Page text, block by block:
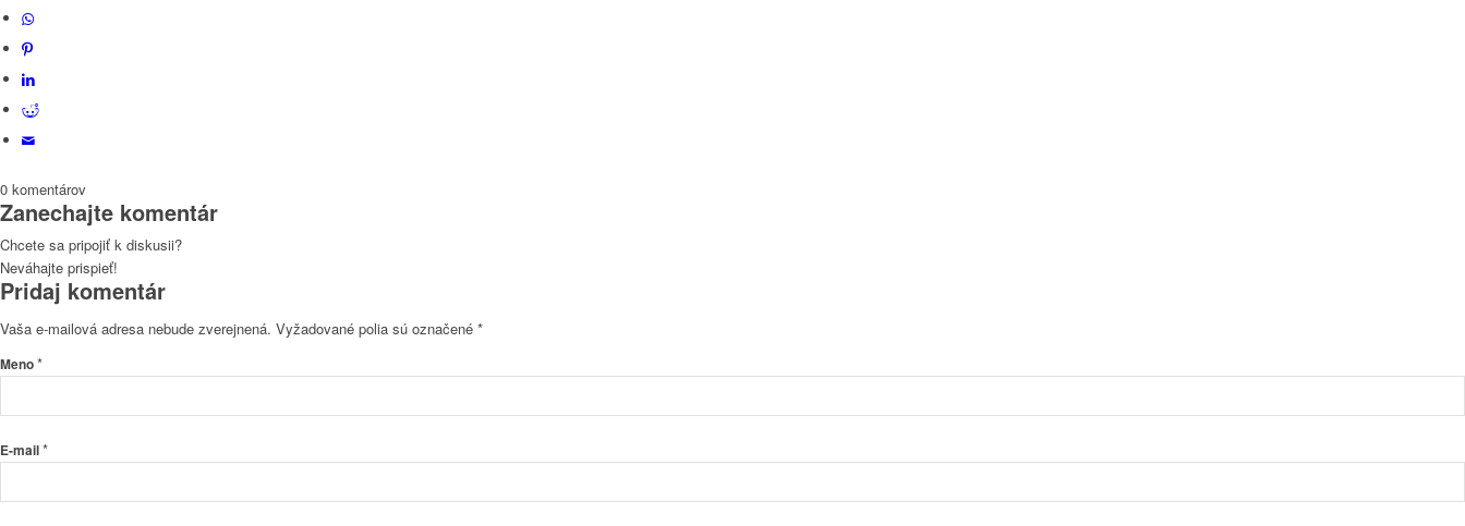
0 komentárov
Zanechajte komentár
Chcete sa pripojiť k diskusii?
Neváhajte prispieť!
Pridaj komentár
Vaša e-mailová adresa nebude zverejnená. Vyžadované polia sú označené *
Meno*
E-mail*